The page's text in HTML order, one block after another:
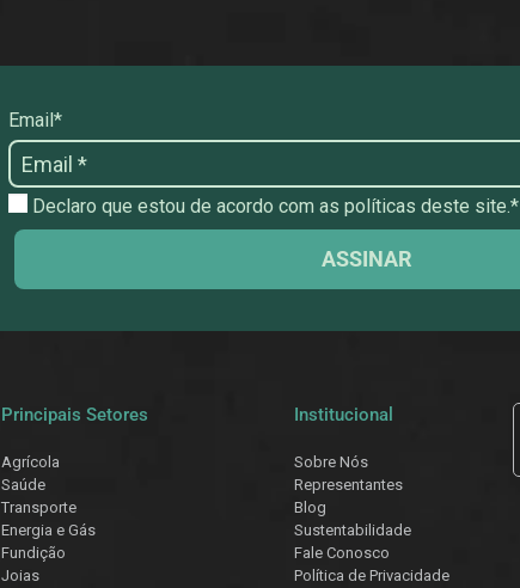
Email*
Declaro que estou de acordo com as políticas deste site.*
ASSINAR
Principais Setores
Agrícola
Saúde
Transporte
Energia e Gás
Fundição
Joias
Institucional
Sobre Nós
Representantes
Blog
Sustentabilidade
Fale Conosco
Política de Privacidade